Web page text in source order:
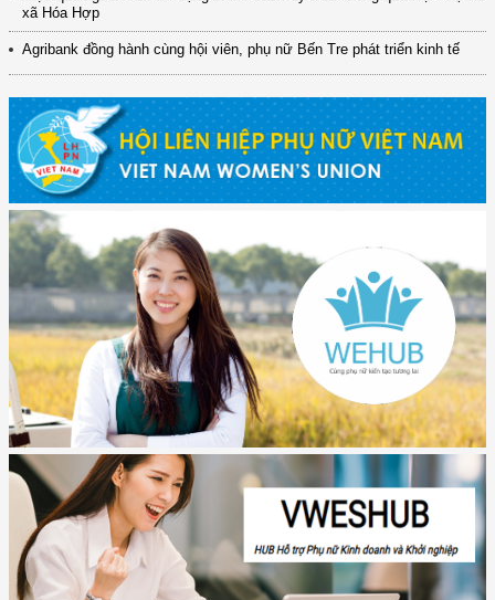
xã Hóa Hợp
Agribank đồng hành cùng hội viên, phụ nữ Bến Tre phát triển kinh tế